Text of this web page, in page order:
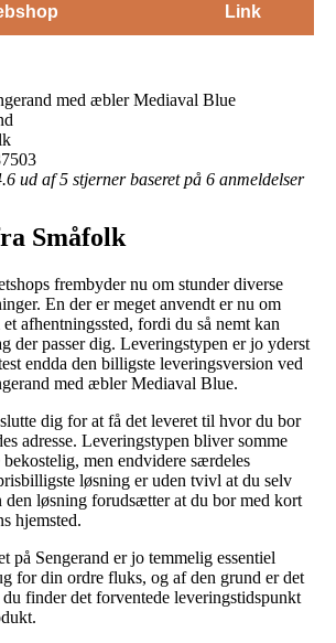
Link
med æbler Mediaval Blue
ud af 5 stjerner baseret på 6 anmeldelser
Småfolk
frembyder nu om stunder diverse
En der er meget anvendt er nu om
afhentningssted, fordi du så nemt kan
der passer dig. Leveringstypen er jo yderst
endda den billigste leveringsversion ved
med æbler Mediaval Blue.
dig for at få det leveret til hvor du bor
adresse. Leveringstypen bliver somme
men endvidere særdeles
løsning er uden tvivl at du selv
den løsning forudsætter at du bor med kort
hjemsted.
på Sengerand er jo temmelig essentiel
for din ordre fluks, og af den grund er det
finder det forventede leveringstidspunkt